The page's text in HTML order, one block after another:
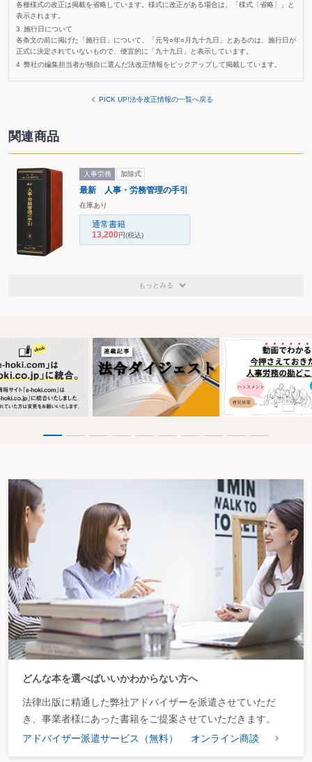
各種様式の改正は掲載を省略しています。様式に改正がある場合は、「様式〔省略〕」と
表示されます。
施行日について
各条文の前に掲げた「施行日」について、「元号○年○月九十九日」とあるのは、施行日が
正式に決定されていないもので、便宜的に「九十九日」と表示しています。
弊社の編集担当者が独自に選んだ法改正情報をピックアップして掲載しています。
PICK UP!法令改正情報の一覧へ戻る
関連商品
人事労務 加除式
最新 人事・労務管理の手引
在庫あり
通常書籍
13,200円(税込)
もっとみる
どんな本を選べばいいかわからない方へ
法律出版に精通した弊社アドバイザーを派遣させていただ
き、事業者様にあった書籍をご提案させていただきます。
アドバイザー派遣サービス（無料）
オンライン商談